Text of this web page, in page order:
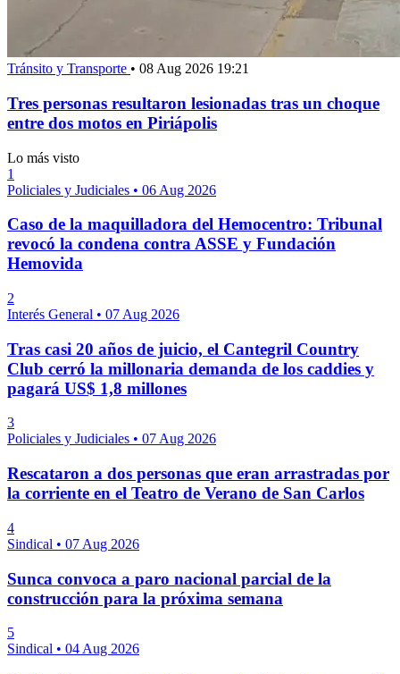
Tránsito y Transporte • 08 Aug 2026 19:21
Tres personas resultaron lesionadas tras un choque
entre dos motos en Piriápolis
Lo más visto
1
Policiales y Judiciales • 06 Aug 2026
Caso de la maquilladora del Hemocentro: Tribunal
revocó la condena contra ASSE y Fundación
Hemovida
2
Interés General • 07 Aug 2026
Tras casi 20 años de juicio, el Cantegril Country
Club cerró la millonaria demanda de los caddies y
pagará US$ 1,8 millones
3
Policiales y Judiciales • 07 Aug 2026
Rescataron a dos personas que eran arrastradas por
la corriente en el Teatro de Verano de San Carlos
4
Sindical • 07 Aug 2026
Sunca convoca a paro nacional parcial de la
construcción para la próxima semana
5
Sindical • 04 Aug 2026